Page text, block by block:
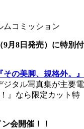
コミッション
月8日発売）に特別付
の美脚、規格外。』
タル写真集が主要電
』なら限定カット特
会開催！！